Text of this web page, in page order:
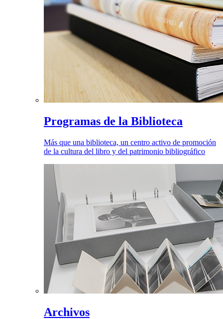
Programas de la Biblioteca
Más que una biblioteca, un centro activo de promoción
de la cultura del libro y del patrimonio bibliográfico
Archivos